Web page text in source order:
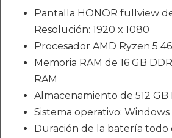
Pantalla HONOR fullview de
Resolución: 1920 x 1080
Procesador AMD Ryzen 5
Memoria RAM de 16 GB
RAM
Almacenamiento de 512 GB
Sistema operativo: Windows
Duración de la batería todo